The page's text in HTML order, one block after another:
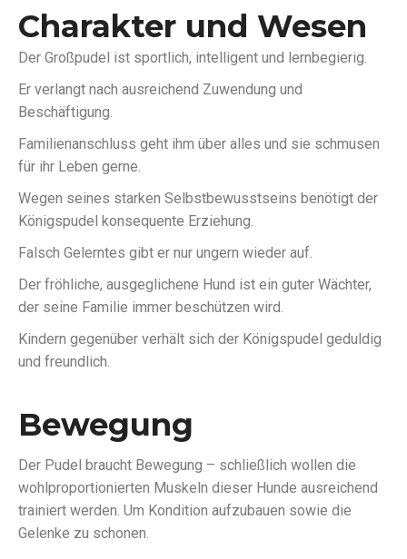
Charakter und Wesen
Der Großpudel ist sportlich, intelligent und lernbegierig.
Er verlangt nach ausreichend Zuwendung und
Beschäftigung.
Familienanschluss geht ihm über alles und sie schmusen
für ihr Leben gerne.
Wegen seines starken Selbstbewusstseins benötigt der
Königspudel konsequente Erziehung.
Falsch Gelerntes gibt er nur ungern wieder auf.
Der fröhliche, ausgeglichene Hund ist ein guter Wächter,
der seine Familie immer beschützen wird.
Kindern gegenüber verhält sich der Königspudel geduldig
und freundlich.
Bewegung
Der Pudel braucht Bewegung – schließlich wollen die
wohlproportionierten Muskeln dieser Hunde ausreichend
trainiert werden. Um Kondition aufzubauen sowie die
Gelenke zu schonen.